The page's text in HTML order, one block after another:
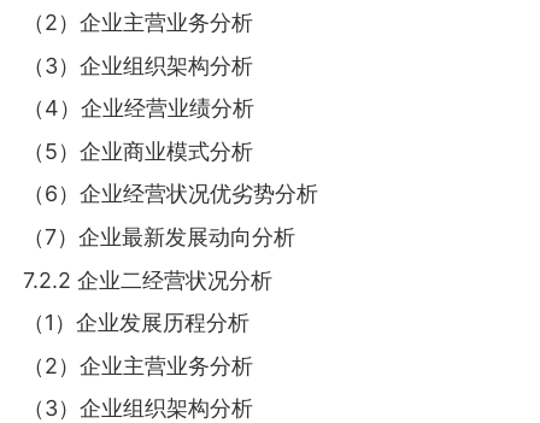
（2）企业主营业务分析
（3）企业组织架构分析
（4）企业经营业绩分析
（5）企业商业模式分析
（6）企业经营状况优劣势分析
（7）企业最新发展动向分析
7.2.2 企业二经营状况分析
（1）企业发展历程分析
（2）企业主营业务分析
（3）企业组织架构分析